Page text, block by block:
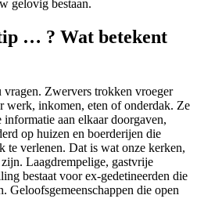
gelovig bestaan.
… ? Wat betekent
vragen. Zwervers trokken vroeger
werk, inkomen, eten of onderdak. Ze
informatie aan elkaar doorgaven,
op huizen en boerderijen die
te verlenen. Dat is wat onze kerken,
Laagdrempelige, gastvrije
bestaat voor ex-gedetineerden die
Geloofsgemeenschappen die open